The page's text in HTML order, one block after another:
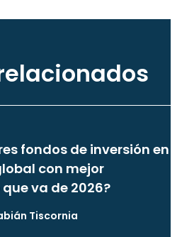
fondos de inversión en
con mejor
va de 2026?
Tiscornia